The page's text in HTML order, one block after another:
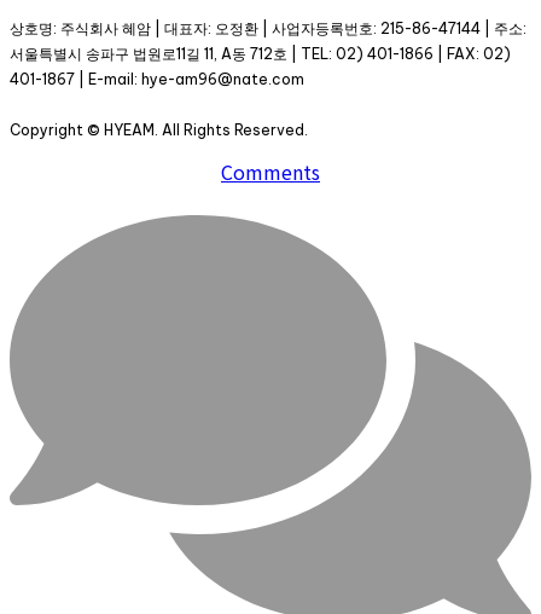
상호명: 주식회사 혜암 | 대표자: 오정환 | 사업자등록번호: 215-86-47144 | 주소:
서울특별시 송파구 법원로11길 11, A동 712호 | TEL: 02) 401-1866 | FAX: 02)
401-1867 | E-mail: hye-am96@nate.com
Copyright © HYEAM. All Rights Reserved.
Comments